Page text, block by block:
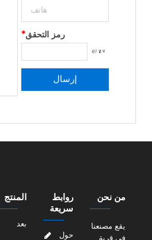
*رمز التحقق
من نحن
يقع مصنعنا
روابط
سريعة
حول
المنتج
بعد